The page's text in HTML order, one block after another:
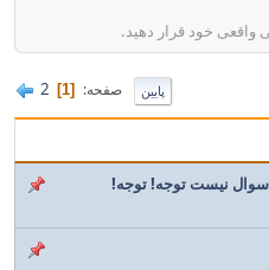
واقعی خود قرار دهید.
پایین صفحه 1
2
سوال نیست توجه! توجه!